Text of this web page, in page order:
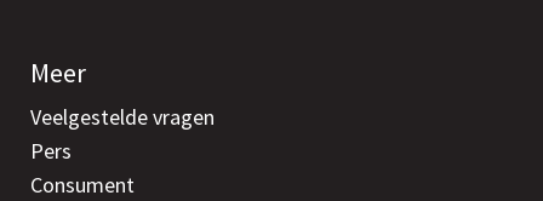
Meer
Veelgestelde vragen
Pers
Consument